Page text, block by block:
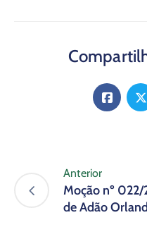
Anterior
Moção nº 022/
de Adão